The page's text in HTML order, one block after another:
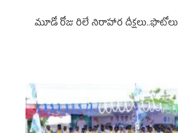
మూడో రోజు రిలే నిరాహార దీక్షలు..ఫొటోలు